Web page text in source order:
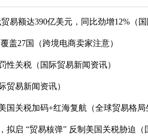
易额达390亿美元，同比劲增12%（国
盖27国（跨境电商卖家注意）
性关税（国际贸易新闻资讯）
贸易新闻资讯）
国关税加码+红海复航（全球贸易格局
拟启 “贸易核弹” 反制美国关税胁迫（